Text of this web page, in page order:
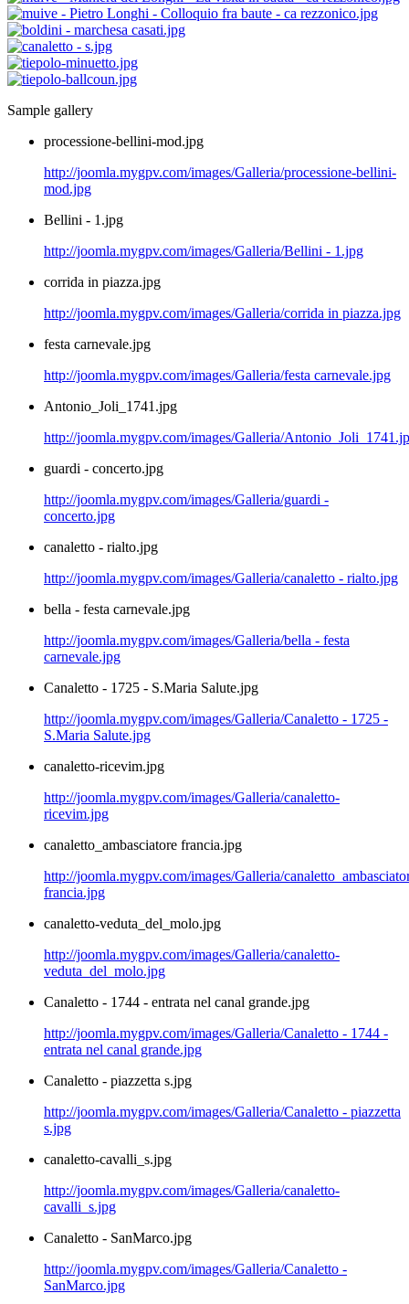
Sample gallery
processione-bellini-mod.jpg
http://joomla.mygpv.com/images/Galleria/processione-bellini-
mod.jpg
Bellini - 1.jpg
http://joomla.mygpv.com/images/Galleria/Bellini - 1.jpg
corrida in piazza.jpg
http://joomla.mygpv.com/images/Galleria/corrida in piazza.jpg
festa carnevale.jpg
http://joomla.mygpv.com/images/Galleria/festa carnevale.jpg
Antonio_Joli_1741.jpg
http://joomla.mygpv.com/images/Galleria/
guardi - concerto.jpg
http://joomla.mygpv.com/images/Galleria/guardi -
concerto.jpg
canaletto - rialto.jpg
http://joomla.mygpv.com/images/Galleria/canaletto - rialto.jpg
bella - festa carnevale.jpg
http://joomla.mygpv.com/images/Galleria/bella - festa
carnevale.jpg
Canaletto - 1725 - S.Maria Salute.jpg
http://joomla.mygpv.com/images/Galleria/Canaletto - 1725 -
S.Maria Salute.jpg
canaletto-ricevim.jpg
http://joomla.mygpv.com/images/Galleria/canaletto-
ricevim.jpg
canaletto_ambasciatore francia.jpg
http://joomla.mygpv.com/images/Galleria/
francia.jpg
canaletto-veduta_del_molo.jpg
http://joomla.mygpv.com/images/Galleria/canaletto-
veduta_del_molo.jpg
Canaletto - 1744 - entrata nel canal grande.jpg
http://joomla.mygpv.com/images/Galleria/Canaletto - 1744 -
entrata nel canal grande.jpg
Canaletto - piazzetta s.jpg
http://joomla.mygpv.com/images/Galleria/Canaletto - piazzetta
s.jpg
canaletto-cavalli_s.jpg
http://joomla.mygpv.com/images/Galleria/canaletto-
cavalli_s.jpg
Canaletto - SanMarco.jpg
http://joomla.mygpv.com/images/Galleria/Canaletto -
SanMarco.jpg